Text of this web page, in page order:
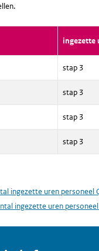
ingezette
stap 3
stap 3
stap 3
stap 3
ingezette uren personeel
ingezette uren